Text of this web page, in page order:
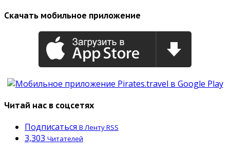
Скачать мобильное приложение
Читай нас в соцсетях
Подписаться В Ленту RSS
3,303 Читателей